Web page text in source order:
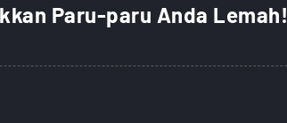
Paru-paru Anda Lemah!